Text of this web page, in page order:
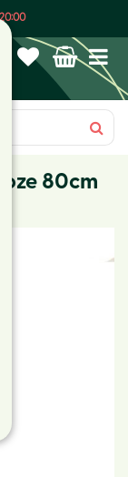
20:00
80cm